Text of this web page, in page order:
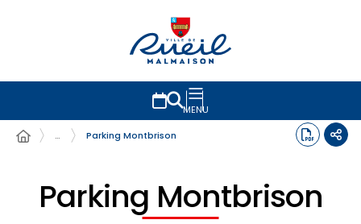
MENU
…
Parking Montbrison
Parking Montbrison